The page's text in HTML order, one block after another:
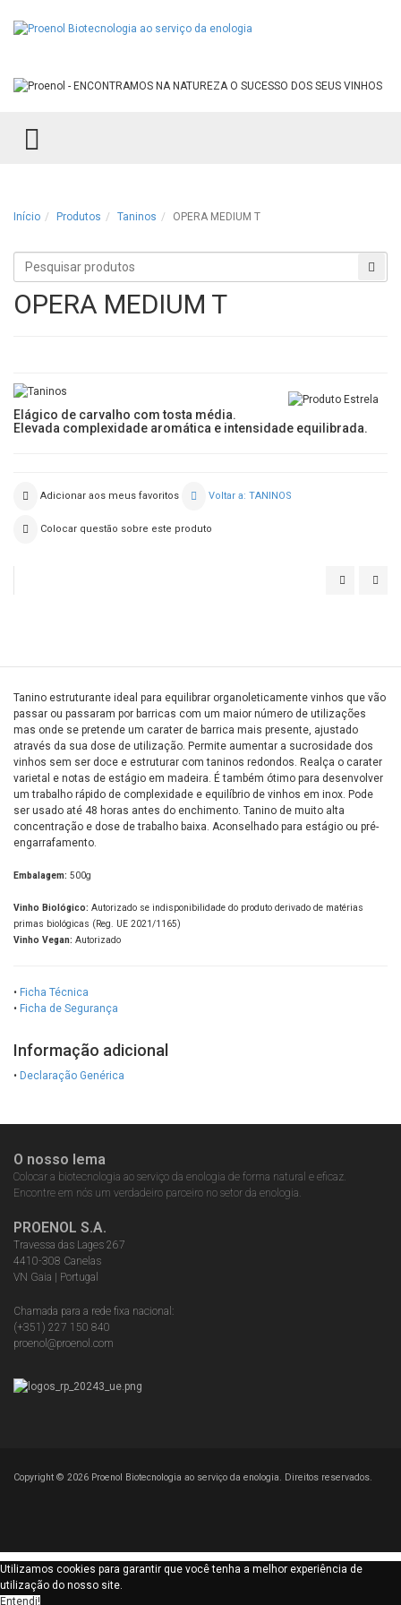
TOGGLE MENU
Início Produtos Taninos OPERA MEDIUM T
Procurar
produtos
OPERA MEDIUM T
Elágico de carvalho com tosta média.
Elevada complexidade aromática e intensidade equilibrada.
Adicionar aos meus favoritos Voltar a: TANINOS
Colocar questão sobre este produto
OPERA
Tanino estruturante ideal para equilibrar organoleticamente vinhos que vão
passar ou passaram por barricas com um maior número de utilizações
mas onde se pretende um carater de barrica mais presente, ajustado
através da sua dose de utilização. Permite aumentar a sucrosidade dos
vinhos sem ser doce e estruturar com taninos redondos. Realça o carater
varietal e notas de estágio em madeira. É também ótimo para desenvolver
um trabalho rápido de complexidade e equilíbrio de vinhos em inox. Pode
ser usado até 48 horas antes do enchimento. Tanino de muito alta
concentração e dose de trabalho baixa. Aconselhado para estágio ou pré-
engarrafamento.
Embalagem: 500g
Vinho Biológico: Autorizado se indisponibilidade do produto derivado de matérias
primas biológicas (Reg. UE 2021/1165)
Vinho Vegan: Autorizado
• Ficha Técnica
• Ficha de Segurança
Informação adicional
• Declaração Genérica
O nosso lema
Colocar a biotecnologia ao serviço da enologia de forma natural e eficaz.
Encontre em nós um verdadeiro parceiro no setor da enologia.
PROENOL S.A.
Travessa das Lages 267
4410-308 Canelas
VN Gaia | Portugal
Chamada para a rede fixa nacional:
(+351) 227 150 840
proenol@proenol.com
Copyright © 2026 Proenol Biotecnologia ao serviço da enologia. Direitos reservados.
Utilizamos cookies para garantir que você tenha a melhor experiência de
utilização do nosso site.
Entendi!